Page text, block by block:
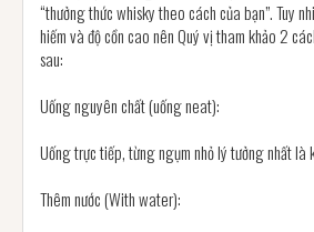
“thưởng thức whisky theo cách của bạn”. Tuy
hiếm và độ cồn cao nên Quý vị tham khảo 2
sau:
Uống nguyên chất (uống neat):
Uống trực tiếp, từng ngụm nhỏ lý tưởng nhất là
Thêm nước (With water):